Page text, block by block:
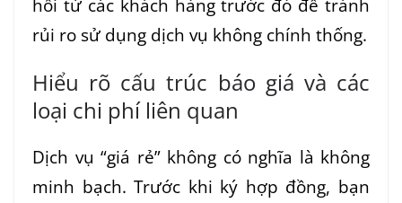
hồi từ các khách hàng trước đó để tránh
rủi ro sử dụng dịch vụ không chính thống.
Hiểu rõ cấu trúc báo giá và các
loại chi phí liên quan
Dịch vụ “giá rẻ” không có nghĩa là không
minh bạch. Trước khi ký hợp đồng, bạn